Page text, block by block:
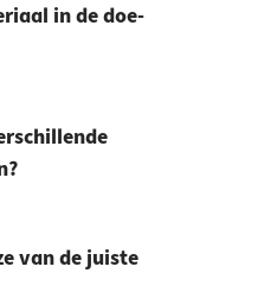
in de doe-
van de juiste